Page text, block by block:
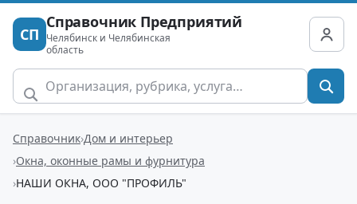
СП
Справочник Предприятий
Челябинск и Челябинская
область
Справочник Дом и интерьер
Окна, оконные рамы и фурнитура
НАШИ ОКНА, ООО "ПРОФИЛЬ"